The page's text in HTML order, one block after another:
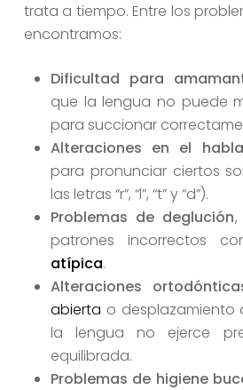
trata a tiempo. Entre los
encontramos:
Dificultad para
que la lengua no puede
para succionar
Alteraciones en el habla
para pronunciar ciertos
las letras “r”, “l”, “t” y “d”).
Problemas de deglución
patrones incorrectos
atípica.
Alteraciones
abierta o desplazamiento
la lengua no ejerce
equilibrada.
Problemas de higiene